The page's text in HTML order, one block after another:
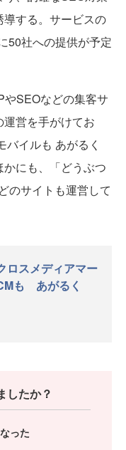
する。サービスの
50社への提供が予定
SEOなどの集客サ
営を手がけてお
バイルも あがるく
にも、「どうぶつ
のサイトも運営して
ロスメディアマー
も あがるく
したか？
った